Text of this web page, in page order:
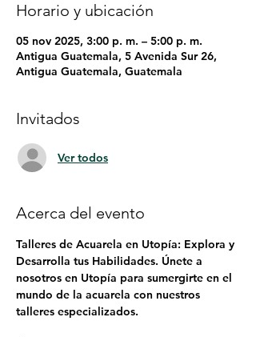
Horario y ubicación
05 nov 2025, 3:00 p. m. – 5:00 p. m.
Antigua Guatemala, 5 Avenida Sur 26,
Antigua Guatemala, Guatemala
Invitados
Ver todos
Acerca del evento
Talleres de Acuarela en Utopía: Explora y
Desarrolla tus Habilidades. Únete a
nosotros en Utopía para sumergirte en el
mundo de la acuarela con nuestros
talleres especializados.